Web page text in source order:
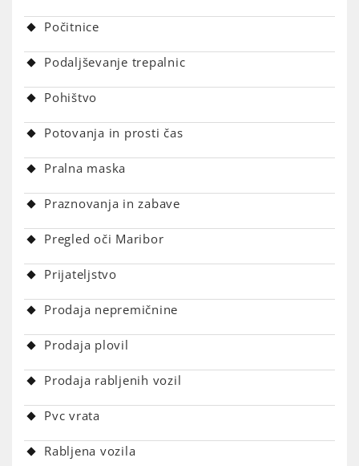
Počitnice
Podaljševanje trepalnic
Pohištvo
Potovanja in prosti čas
Pralna maska
Praznovanja in zabave
Pregled oči Maribor
Prijateljstvo
Prodaja nepremičnine
Prodaja plovil
Prodaja rabljenih vozil
Pvc vrata
Rabljena vozila